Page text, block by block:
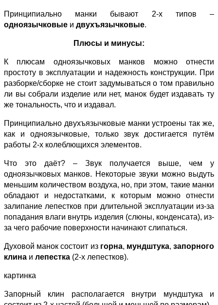
Принципиально манки бывают 2-х типов –
одноязычковые и двухъязычковые.
Плюсы и минусы:
К плюсам одноязычковых манков можно отнести
простоту в эксплуатации и надежность конструкции. При
разборке/сборке не стоит задумываться о том правильно
ли вы собрали изделие или нет, манок будет издавать ту
же тональность, что и издавал.
Принципиально двухъязычковые манки устроены так же,
как и одноязычковые, только звук достигается путём
работы 2-х колеблющихся элементов.
Что это даёт? – Звук получается выше, чем у
одноязычковых манков. Некоторые звуки можно выдуть
меньшим количеством воздуха, но, при этом, такие манки
обладают и недостатками, к которым можно отнести
залипание лепестков при длительной эксплуатации из-за
попадания влаги внутрь изделия (слюны, конденсата), из-
за чего рабочие поверхности начинают слипаться.
Духовой манок состоит из горна, мундштука,запорного
клина и лепестка (2-х лепестков).
картинка
Запорный клин располагается внутри мундштука и